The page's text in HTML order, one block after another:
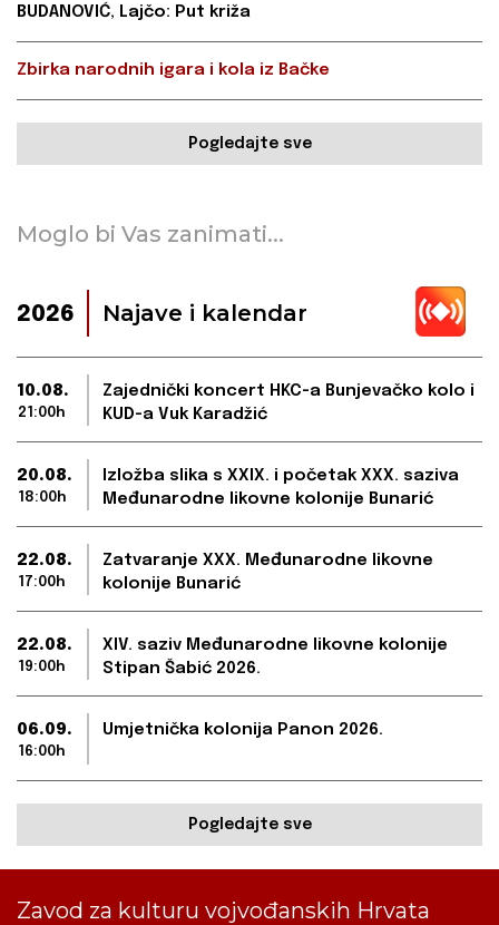
BUDANOVIĆ, Lajčo: Put križa
Zbirka narodnih igara i kola iz Bačke
Pogledajte sve
Moglo bi Vas zanimati...
2026 Najave i kalendar
10.08.
21:00h
Zajednički koncert HKC-a Bunjevačko kolo i
KUD-a Vuk Karadžić
20.08.
18:00h
Izložba slika s XXIX. i početak XXX. saziva
Međunarodne likovne kolonije Bunarić
22.08.
17:00h
Zatvaranje XXX. Međunarodne likovne
kolonije Bunarić
22.08.
19:00h
XIV. saziv Međunarodne likovne kolonije
Stipan Šabić 2026.
06.09.
16:00h
Umjetnička kolonija Panon 2026.
Pogledajte sve
Zavod za kulturu vojvođanskih Hrvata